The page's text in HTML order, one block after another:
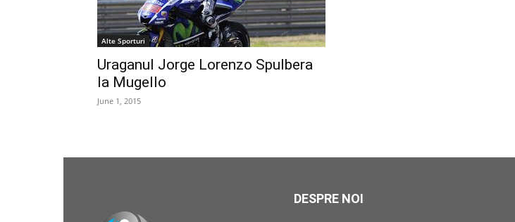
Alte Sporturi
Uraganul Jorge Lorenzo Spulbera
la Mugello
June 1, 2015
DESPRE NOI